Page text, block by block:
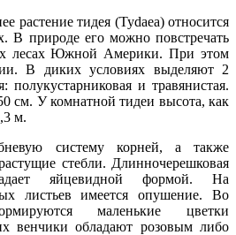
растение тидея (Tydaea) относится
В природе его можно повстречать
лесах Южной Америки. При этом
В диких условиях выделяют 2
полукустарниковая и травянистая.
см. У комнатной тидеи высота, как
м.
систему корней, а также
стебли. Длинночерешковая
яйцевидной формой. На
листьев имеется опушение. Во
маленькие цветки
венчики обладают розовым либо